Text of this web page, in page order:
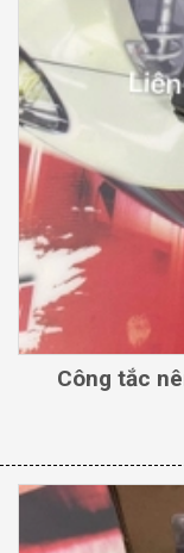
Công tắc